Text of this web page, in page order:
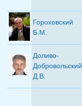
Гороховский
Б.М.
Доливо-
Добровольский
Д.В.